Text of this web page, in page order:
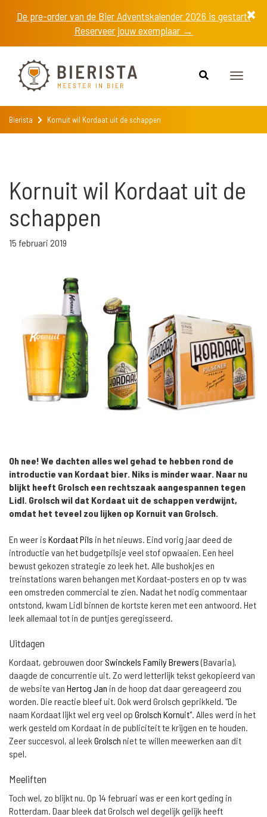
De pre-order van de Bier Adventskalender 2026 is gestart!
Reserveer jouw exemplaar →
Toggle
Bierista Kornuit wil Kordaat uit de schappen
Kornuit wil Kordaat uit de
schappen
15 februari 2019
Oh nee! We dachten alles wel gehad te hebben rond de
introductie van Kordaat bier. Niks is minder waar. Naar nu
blijkt heeft Grolsch een rechtszaak aangespannen tegen
Lidl. Grolsch wil dat Kordaat uit de schappen verdwijnt,
omdat het teveel zou lijken op Kornuit van Grolsch.
En weer is Kordaat Pils in het nieuws. Eind vorig jaar deed de
introductie van het budgetpilsje veel stof opwaaien. Een heel
bewust gekozen strategie zo leek het. Alle bushokjes en
treinstations waren behangen met Kordaat-posters en op tv was
een omstreden commercial te zien. Nadat het nodig commentaar
ontstond, kwam Lidl binnen de kortste keren met een antwoord. Het
leek allemaal tot in de puntjes geregisseerd.
Uitdagen
Kordaat, gebrouwen doorSwinckels Family Brewers(Bavaria),
daagde de concurrentie uit. Zo werd letterlijk tekst gekopieerd van
de website van Hertog Jan in de hoop dat daar gereageerd zou
worden. Die reactie bleef uit. Ook werd Grolsch geprikkeld. "De
naam Kordaat lijkt wel erg veel op Grolsch Kornuit". Alles werd in het
werk gesteld om Kordaat in de publiciteit te krijgen en te houden.
Zeer succesvol, al leek Grolsch niet te willen meewerken aan dit
spel.
Meeliften
Toch wel, zo blijkt nu. Op 14 februari was er een kort geding in
Rotterdam. Daar bleek dat Grolsch wel degelijk gelijk heeft